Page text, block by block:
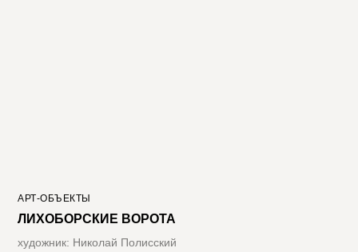
ЛИХОБОРСКИЕ ВОРОТА
художник: Николай Полисский
АРТ-ОБЪЕКТЫ